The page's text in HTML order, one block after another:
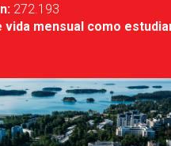
272.193
vida mensual como